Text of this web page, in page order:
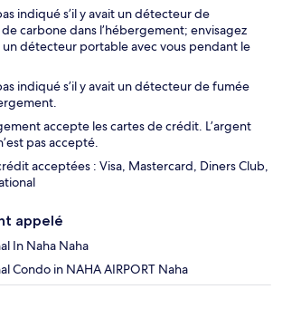
indiqué s’il y avait un détecteur de
carbone dans l’hébergement; envisagez
un détecteur portable avec vous pendant le
indiqué s’il y avait un détecteur de fumée
accepte les cartes de crédit. L’argent
pas accepté.
acceptées : Visa, Mastercard, Diners Club,
appelé
In Naha Naha
Condo in NAHA AIRPORT Naha